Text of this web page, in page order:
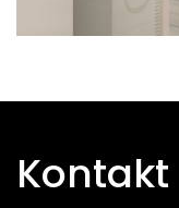
Kontakt